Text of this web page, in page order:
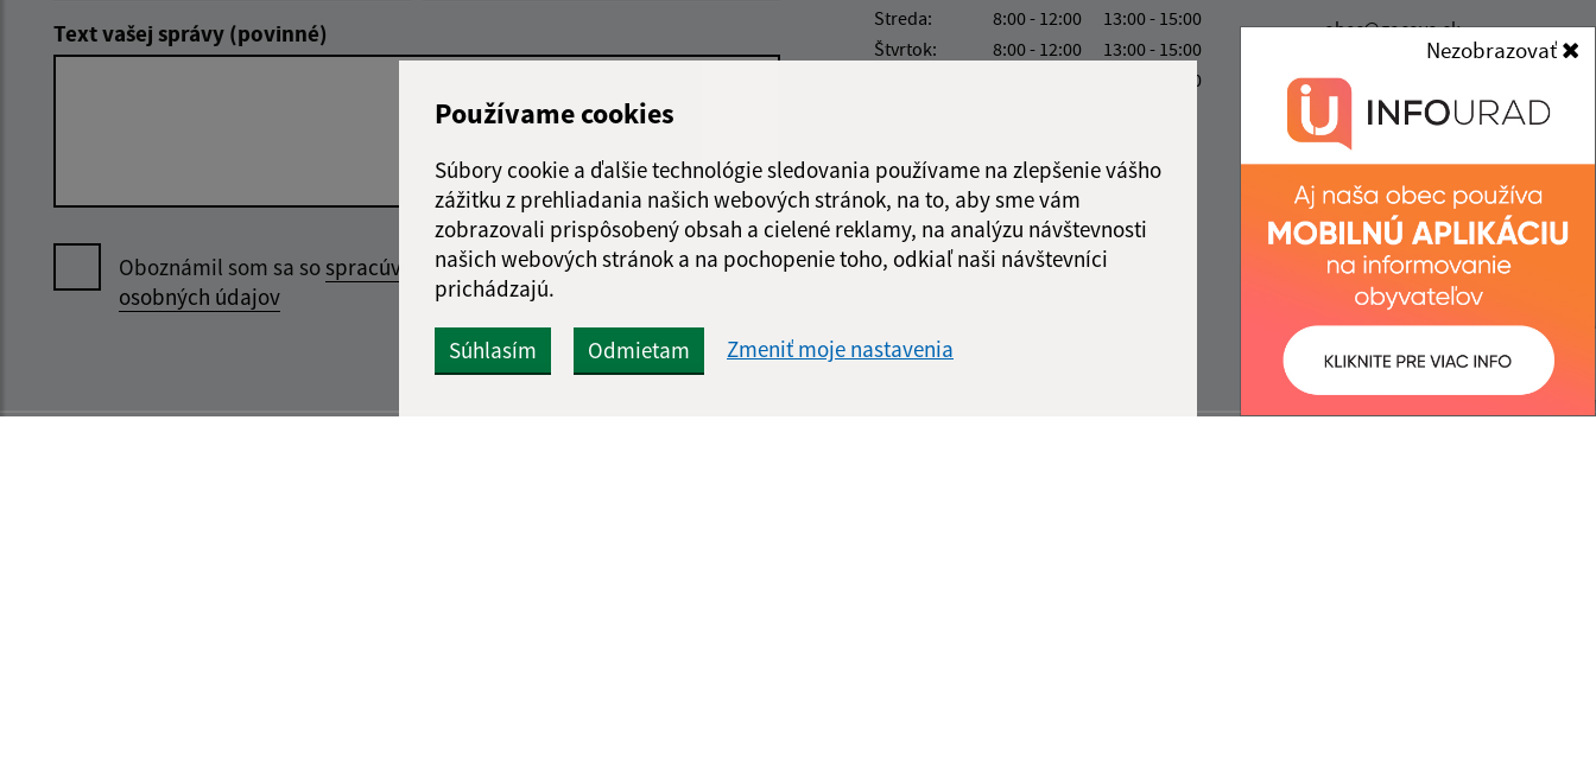
Používame cookies
Súbory cookie a ďalšie technológie sledovania používame na zlepšenie vášho
zážitku z prehliadania našich webových stránok, na to, aby sme vám
zobrazovali prispôsobený obsah a cielené reklamy, na analýzu návštevnosti
našich webových stránok a na pochopenie toho, odkiaľ naši návštevníci
prichádzajú.
Súhlasím Odmietam Zmeniť moje nastavenia
Nezobrazovať
Text vašej správy (povinné)
Oboznámil som sa sospracúvaním
osobných údajov
Google reCaptcha Response
Odoslať správu
Streda:
8:00 - 12:00
13:00 - 15:00
Štvrtok:
8:00 - 12:00
13:00 - 15:00
13:00 - 15:00
obec@gocovo.sk
+421 58/788 32 80
IČO: 00328260